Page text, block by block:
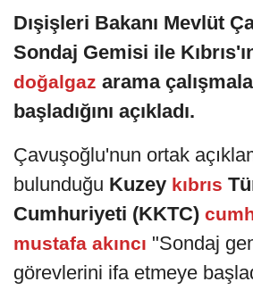
Dışişleri Bakanı Mevlüt
Sondaj Gemisi ile
doğalgaz arama
başladığını açıkladı.
Çavuşoğlu'nun ortak
bulunduğu Kuzey kıbrıs
Cumhuriyeti (KKTC)
mustafa akıncı "Sondaj
görevlerini ifa etmeye